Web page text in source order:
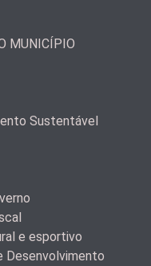
MUNICÍPIO
Sustentável
e esportivo
Desenvolvimento